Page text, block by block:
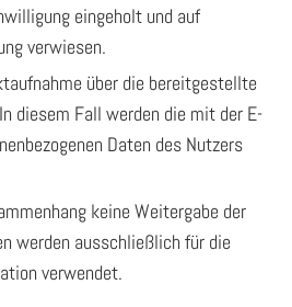
eingeholt und auf
verwiesen.
über die bereitgestellte
diesem Fall werden die mit der E-
Daten des Nutzers
keine Weitergabe der
werden ausschließlich für die
verwendet.